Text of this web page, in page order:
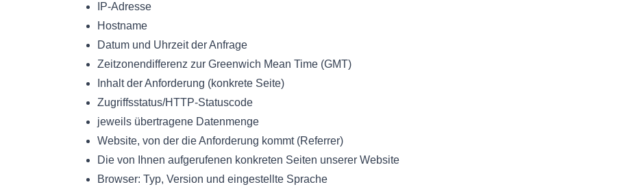
IP-Adresse
Hostname
Datum und Uhrzeit der Anfrage
Zeitzonendifferenz zur Greenwich Mean Time (GMT)
Inhalt der Anforderung (konkrete Seite)
Zugriffsstatus/HTTP-Statuscode
jeweils übertragene Datenmenge
Website, von der die Anforderung kommt (Referrer)
Die von Ihnen aufgerufenen konkreten Seiten unserer Website
Browser: Typ, Version und eingestellte Sprache